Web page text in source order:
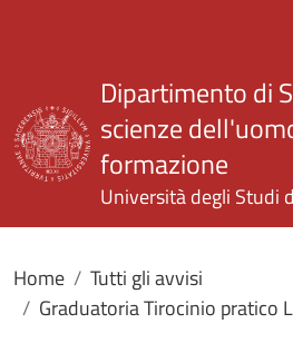
Dipartimento di
scienze
formazione
Università degli Studi
Home
Tutti gli avvisi
Graduatoria Tirocinio pratico